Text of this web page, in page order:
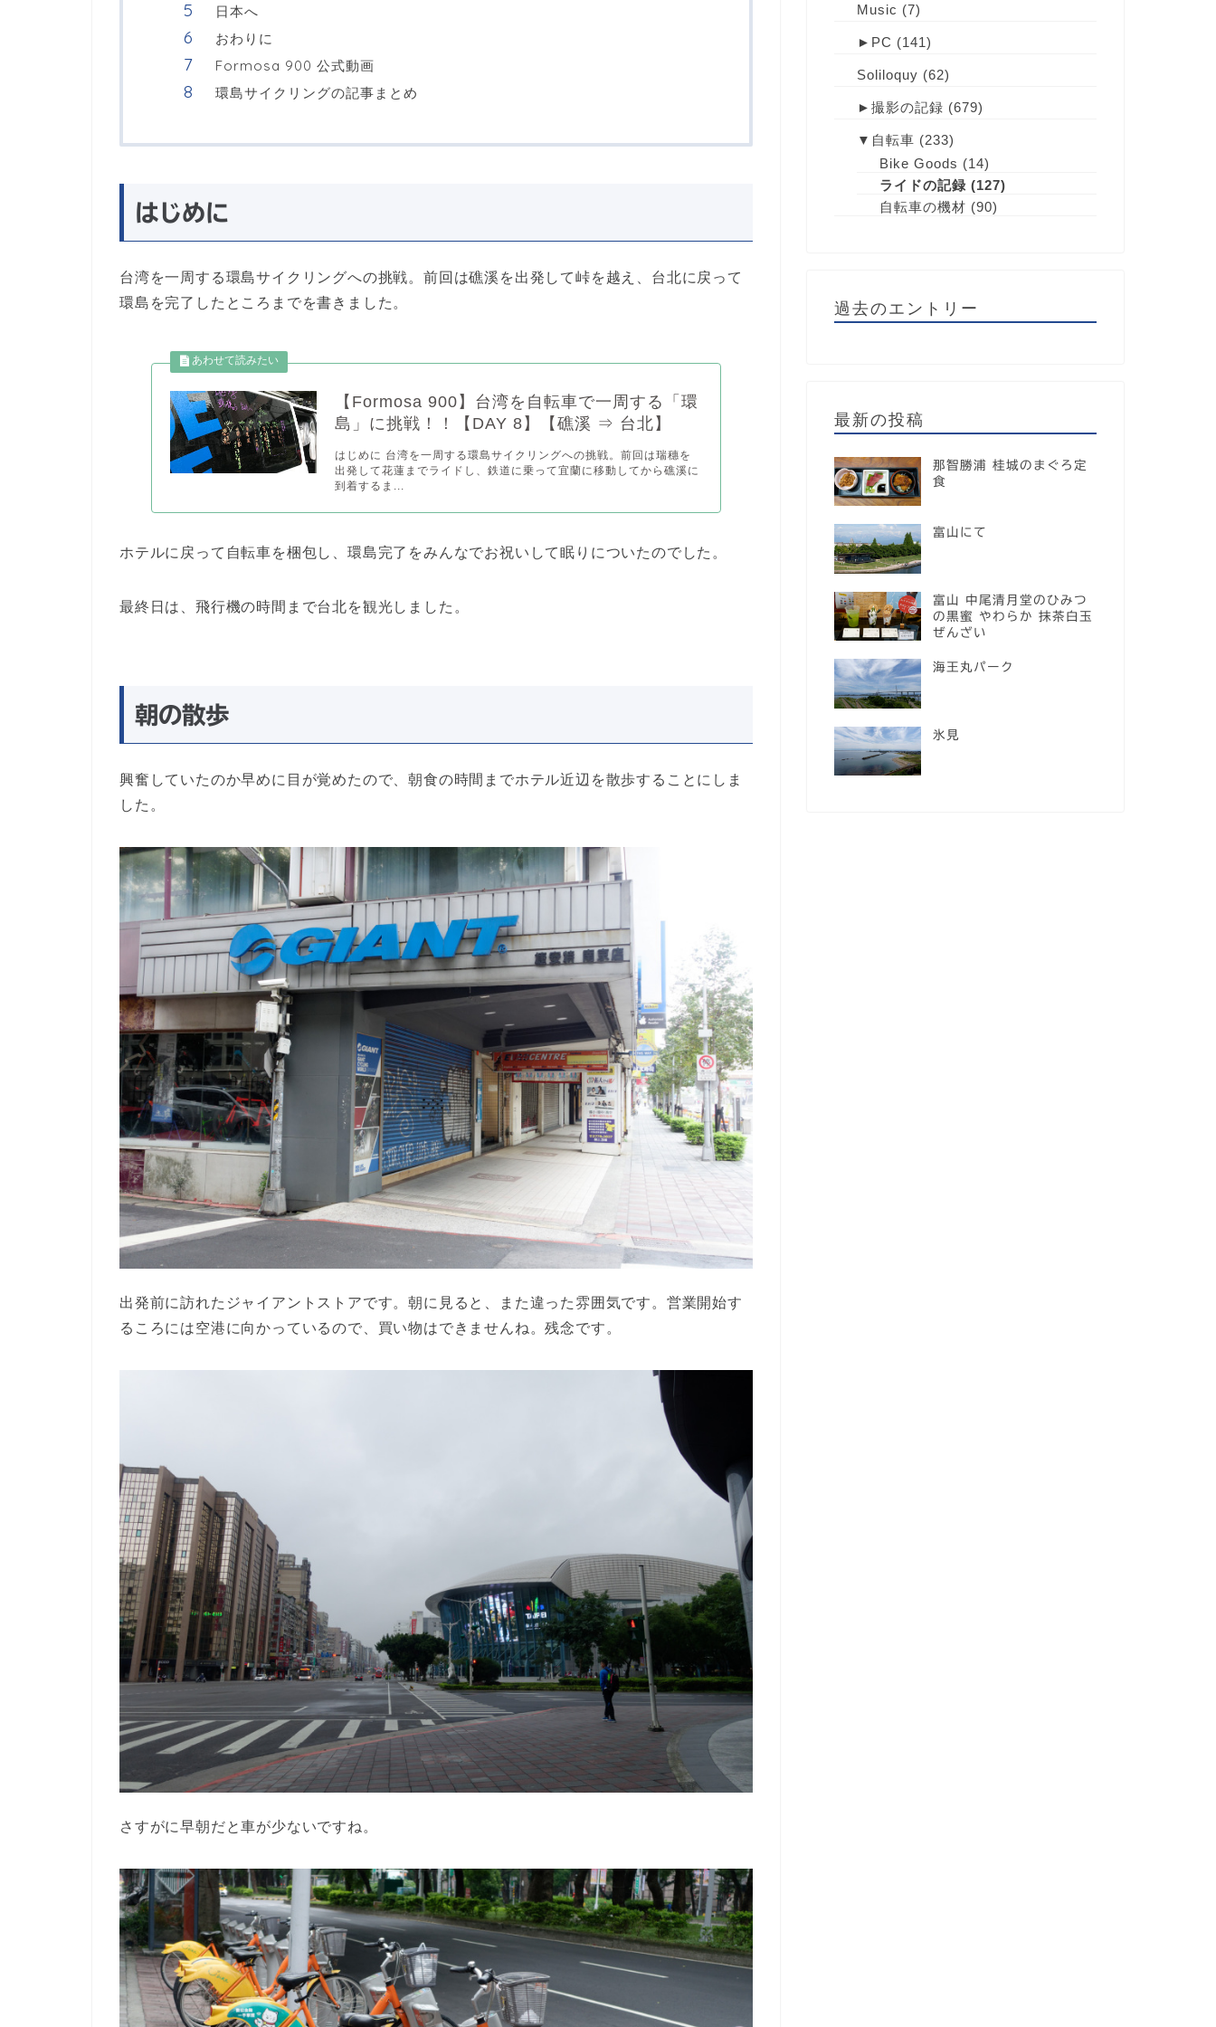
日本へ
おわりに
Formosa 900 公式動画
環島サイクリングの記事まとめ
はじめに
台湾を一周する環島サイクリングへの挑戦。前回は礁溪を出発して峠を越え、台北に戻って
環島を完了したところまでを書きました。
【Formosa 900】台湾を自転車で一周する「環
島」に挑戦！！【DAY 8】【礁溪 ⇒ 台北】
はじめに 台湾を一周する環島サイクリングへの挑戦。前回は瑞穗を
出発して花蓮までライドし、鉄道に乗って宜蘭に移動してから礁溪に
到着するま...
ホテルに戻って自転車を梱包し、環島完了をみんなでお祝いして眠りについたのでした。
最終日は、飛行機の時間まで台北を観光しました。
朝の散歩
興奮していたのか早めに目が覚めたので、朝食の時間までホテル近辺を散歩することにしま
した。
出発前に訪れたジャイアントストアです。朝に見ると、また違った雰囲気です。営業開始す
るころには空港に向かっているので、買い物はできませんね。残念です。
さすがに早朝だと車が少ないですね。
Music (7)
► PC (141)
Soliloquy (62)
► 撮影の記録 (679)
▼ 自転車 (233)
Bike Goods (14)
ライドの記録(127)
自転車の機材 (90)
過去のエントリー
最新の投稿
那智勝浦 桂城のまぐろ定
食
富山にて
富山 中尾清月堂のひみつ
の黒蜜 やわらか 抹茶白玉
ぜんざい
海王丸パーク
氷見